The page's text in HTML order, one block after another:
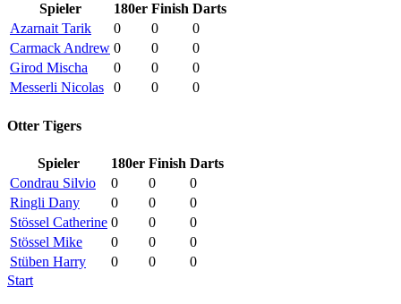
Spieler 180er Finish Darts
Azarnait Tarik
0 0
0
Carmack Andrew 0 0
0
Girod Mischa
0 0
0
Messerli Nicolas
0 0 0
Otter Tigers
Spieler 180er Finish Darts
Condrau Silvio
0 0
0
Ringli Dany
0 0
0
Stössel Catherine 0 0
0
Stössel Mike
0 0
0
Stüben Harry
0 0
0
Start